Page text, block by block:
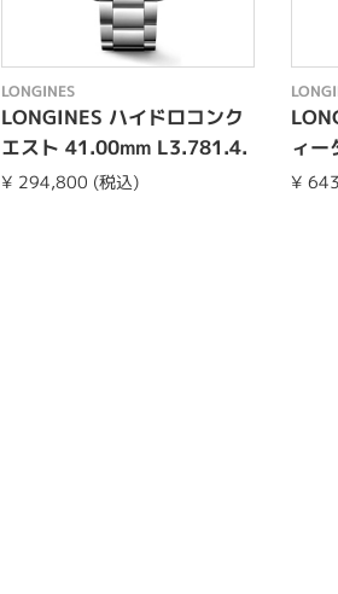
LONGINES
LONGINES ハイドロコンク
エスト 41.00mm L3.781.4.
96.6
¥ 294,800 (税込)
ィ
¥